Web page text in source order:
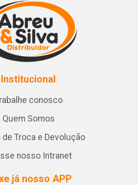
Institucional
conosco
Quem Somos
de Troca e Devolução
nosso Intranet
já nosso APP